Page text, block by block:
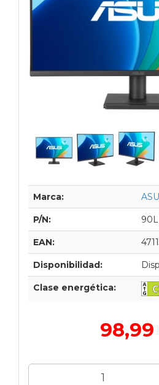
Marca:
P/N:
EAN:
Disponibilidad:
Clase energética: